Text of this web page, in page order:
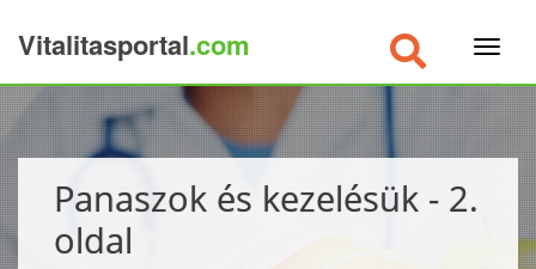
Vitalitasportal.com
Panaszok és kezelésük - 2.
oldal
×